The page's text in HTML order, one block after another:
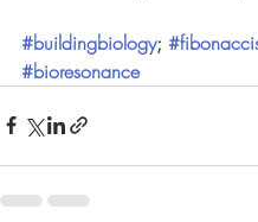
#buildingbiology;
#bioresonance